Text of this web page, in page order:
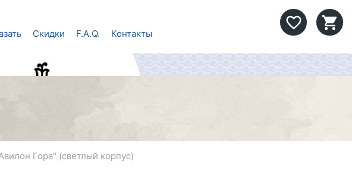
Скидки F.A.Q. Контакты
favorite_border shopping_cart
Гора" (светлый корпус)